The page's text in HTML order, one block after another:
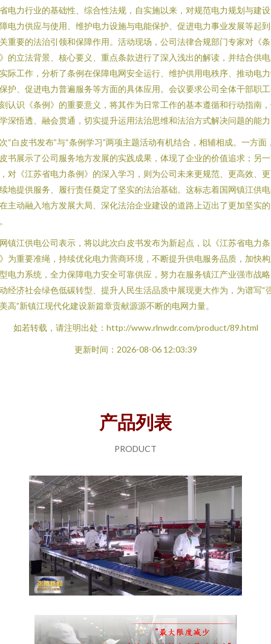
电力行业的基础性、综合性法规，自实施以来，对规范电力规划与建
电力供应与使用、维护电力设施与电能保护、促进电力事业发展等起
重要的法治引领和保障作用。活动现场，公司法律合规部门专家对《条
的立法背景、核心要义、重点条款进行了深入浅出的解读，并结合供
际工作，分析了条例在保障电网安全运行、维护供用电秩序、推动电
护、促进电力普遍服务等方面的具体应用。会议要求公司全体干部职
认识《条例》的重要意义，将其作为日常工作的基本遵循和行动指南
深悟透、融会贯通，切实提升运用法治思维和法治方式解决问题的能
“白皮书发布”与“条例学习”两项主题活动有机结合，相辅相成。一方面
书展示了公司服务地方发展的实践成果，体现了企业的价值追求；另
对《江苏省电力条例》的深入学习，则为公司未来更规范、更高效、
地提供服务、履行责任奠定了坚实的法治基础。这标志着国网镇江供
主动融入地方发展大局、深化法治企业建设的道路上迈出了更加坚实
镇江供电公司表示，将以此次白皮书发布为新起点，以《江苏省电力条
为重要准绳，持续优化电力营商环境，不断提升供电服务品质，加快
电力系统，全力保障电力安全可靠供应，努力在服务镇江产业强市战
经济社会绿色低碳转型、提升人民生活品质中展现更大作为，为谱写“
高”新镇江现代化建设新篇章贡献源源不断的电网力量。
如若转载，请注明出处：http://www.rlnwdr.com/product/89.html
更新时间：2026-08-06 12:03:39
产品列表
PRODUCT